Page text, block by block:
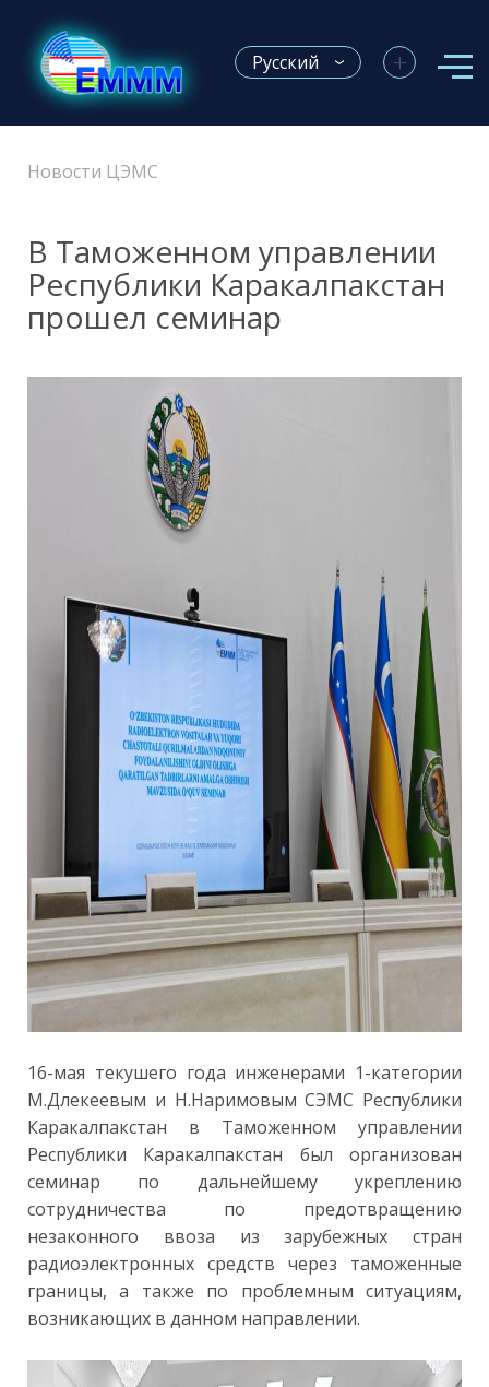
Русский +
Новости ЦЭМС
В Таможенном управлении
Республики Каракалпакстан
прошел семинар
16-мая текушего года инженерами 1-категории
М.Длекеевым и Н.Наримовым СЭМС Республики
Каракалпакстан в Таможенном управлении
Республики Каракалпакстан был организован
семинар по дальнейшему укреплению
сотрудничества по предотвращению
незаконного ввоза из зарубежных стран
радиоэлектронных средств через таможенные
границы, а также по проблемным ситуациям,
возникающих в данном направлении.